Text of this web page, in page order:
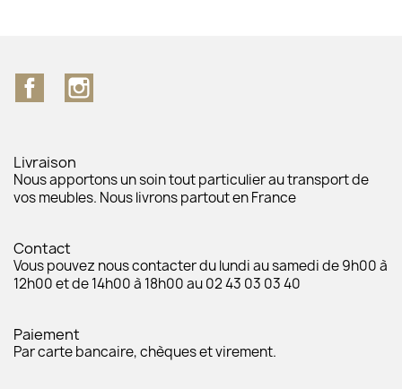
Facebook
Livraison
Nous apportons un soin tout particulier au transport de
vos meubles. Nous livrons partout en France
Contact
Vous pouvez nous contacter du lundi au samedi de 9h00 à
12h00 et de 14h00 à 18h00 au 02 43 03 03 40
Paiement
Par carte bancaire, chèques et virement.